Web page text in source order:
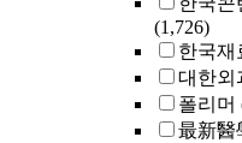
(1,726)
한국재
대한외
폴리머
最新醫